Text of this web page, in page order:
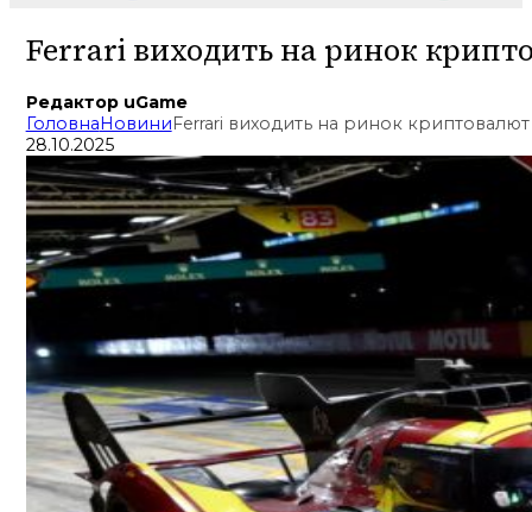
Ferrari виходить на ринок
Редактор uGame
ГоловнаНовиниFerrari виходить на ринок криптовалют
28.10.2025